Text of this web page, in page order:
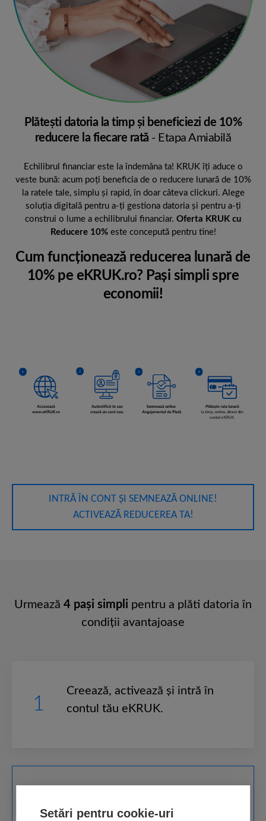
Plăteşti datoria la timp şi beneficiezi de 10%
reducere la fiecare rată - Etapa Amiabilă
Echilibrul financiar este la îndemâna ta! KRUK îți aduce o
veste bună: acum poți beneficia de o reducere lunară de 10%
la ratele tale, simplu și rapid, în doar câteva clickuri. Alege
soluția digitală pentru a-ți gestiona datoria și pentru a-ți
construi o lume a echilibrului financiar. Oferta KRUK cu
Reducere 10%este concepută pentru tine!
Cum funcționează reducerea lunară de
10% pe eKRUK.ro? Pași simpli spre
economii!
INTRĂ ÎN CONT ȘI SEMNEAZĂ ONLINE!
ACTIVEAZĂ REDUCEREA TA!
Urmează 4 paşi simpli pentru a plăti datoria în
condiţii avantajoase
1
Creează, activează şi intră în
contul tău eKRUK.
2
plată cu rate avantajoase.
Setări pentru cookie-uri